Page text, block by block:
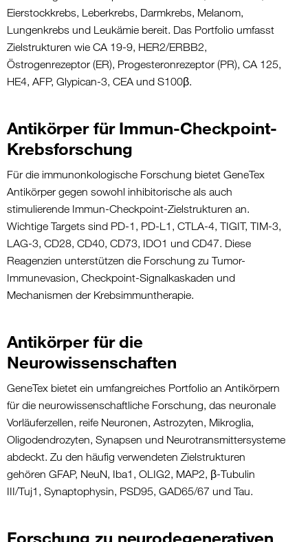
Eierstockkrebs, Leberkrebs, Darmkrebs, Melanom,
Lungenkrebs und Leukämie bereit. Das Portfolio umfasst
Zielstrukturen wie CA 19-9, HER2/ERBB2,
Östrogenrezeptor (ER), Progesteronrezeptor (PR), CA 125,
HE4, AFP, Glypican-3, CEA und S100β.
Antikörper für Immun-Checkpoint-
Krebsforschung
Für die immunonkologische Forschung bietet GeneTex
Antikörper gegen sowohl inhibitorische als auch
stimulierende Immun-Checkpoint-Zielstrukturen an.
Wichtige Targets sind PD-1, PD-L1, CTLA-4, TIGIT, TIM-3,
LAG-3, CD28, CD40, CD73, IDO1 und CD47. Diese
Reagenzien unterstützen die Forschung zu Tumor-
Immunevasion, Checkpoint-Signalkaskaden und
Mechanismen der Krebsimmuntherapie.
Antikörper für die
Neurowissenschaften
GeneTex bietet ein umfangreiches Portfolio an Antikörpern
für die neurowissenschaftliche Forschung, das neuronale
Vorläuferzellen, reife Neuronen, Astrozyten, Mikroglia,
Oligodendrozyten, Synapsen und Neurotransmittersysteme
abdeckt. Zu den häufig verwendeten Zielstrukturen
gehören GFAP, NeuN, Iba1, OLIG2, MAP2, β-Tubulin
III/Tuj1, Synaptophysin, PSD95, GAD65/67 und Tau.
Forschung zu neurodegenerativen